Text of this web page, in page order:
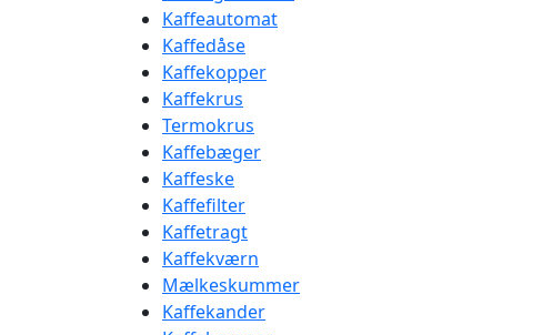
Kaffeautomat
Kaffedåse
Kaffekopper
Kaffekrus
Termokrus
Kaffebæger
Kaffeske
Kaffefilter
Kaffetragt
Kaffekværn
Mælkeskummer
Kaffekander